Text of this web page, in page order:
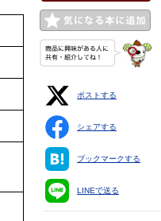
ポストする
シェアする
ブックマークする
LINEで送る